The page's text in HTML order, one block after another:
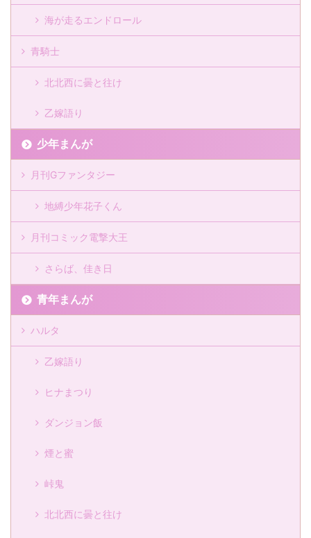
海が走るエンドロール
青騎士
北北西に曇と往け
乙嫁語り
少年まんが
月刊Gファンタジー
地縛少年花子くん
月刊コミック電撃大王
さらば、佳き日
青年まんが
ハルタ
乙嫁語り
ヒナまつり
ダンジョン飯
煙と蜜
峠鬼
北北西に曇と往け